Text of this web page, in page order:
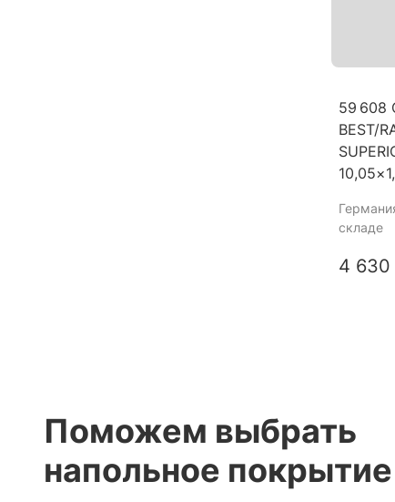
59 608
BEST/
складе
4 630
Поможем выбрать
напольное покрытие